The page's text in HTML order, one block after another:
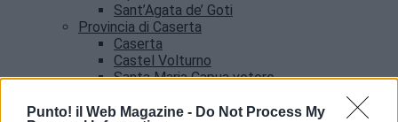
Punto! il Web Magazine - Do Not Process My
Sant’Agata de’ Goti
Provincia di Caserta
Caserta
Castel Volturno
Santa Maria Capua vetere
Salerno